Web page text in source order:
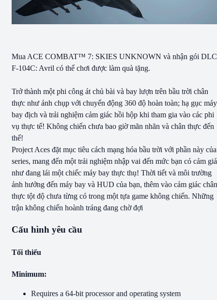
Mua ACE COMBAT™ 7: SKIES UNKNOWN và nhận gói DLC
F-104C: Avril có thể chơi được làm quà tặng.
Trở thành một phi công át chủ bài và bay lượn trên bầu trời chân
thực như ảnh chụp với chuyển động 360 độ hoàn toàn; hạ gục máy
bay địch và trải nghiệm cảm giác hồi hộp khi tham gia vào các phi
vụ thực tế! Không chiến chưa bao giờ mãn nhãn và chân thực đến
thế!
Project Aces đặt mục tiêu cách mạng hóa bầu trời với phần này của
series, mang đến một trải nghiệm nhập vai đến mức bạn có cảm
như đang lái một chiếc máy bay thực thụ! Thời tiết và môi trường
ảnh hưởng đến máy bay và HUD của bạn, thêm vào cảm giác chân
thực tột độ chưa từng có trong một tựa game không chiến. Những
trận không chiến hoành tráng đang chờ đợi
Cấu hình yêu cầu
Tối thiểu
Minimum:
Requires a 64-bit processor and operating system